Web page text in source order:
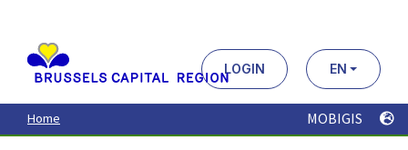
contenu
principal
LOGIN EN
Home MOBIGIS